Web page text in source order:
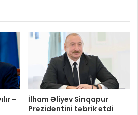
–
İlham Əliyev Sinqapur
Prezidentini təbrik etdi